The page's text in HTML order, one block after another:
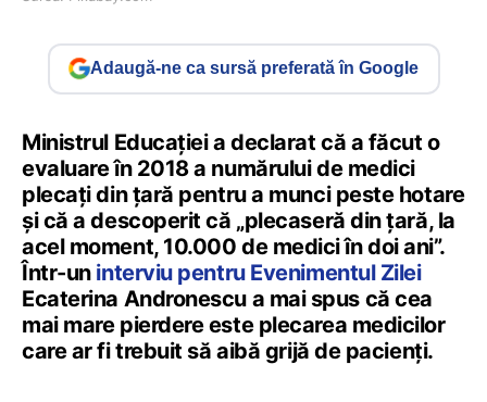
Adaugă-ne ca sursă preferată în Google
Ministrul Educaţiei a declarat că a făcut o
evaluare în 2018 a numărului de medici
plecaţi din ţară pentru a munci peste hotare
şi că a descoperit că „plecaseră din ţară, la
acel moment, 10.000 de medici în doi ani”.
Într-un interviu pentru Evenimentul Zilei
Ecaterina Andronescu a mai spus că cea
mai mare pierdere este plecarea medicilor
care ar fi trebuit să aibă grijă de pacienţi.